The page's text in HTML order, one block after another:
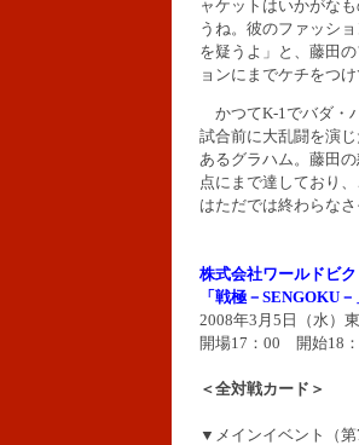
ャケットはいかがな
うね。彼のファッシ
を疑うよ」と、藤田
ョンにまでケチをつ
かつてK-1でバダ・
試合前に大乱闘を演
あるグラハム。藤田
点にまで達しており
はただでは終わらな
株式会社ワールドビ
「戦極－SENGOKU－
2008年3月5日（水）
開場17：00 開始18
＜全対戦カード＞
▼メインイベント（第